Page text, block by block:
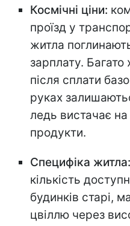
Космічні ціни:
проїзд у
житла
зарплату.
після сплати
руках
ледь вистачає на
продукти.
Специфіка житла:
кількість
будинків старі,
цвіллю через